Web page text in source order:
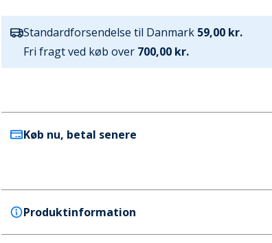
Standardforsendelse til Danmark 59,00 kr.
Fri fragt ved køb over 700,00 kr.
Køb nu, betal senere
Produktinformation